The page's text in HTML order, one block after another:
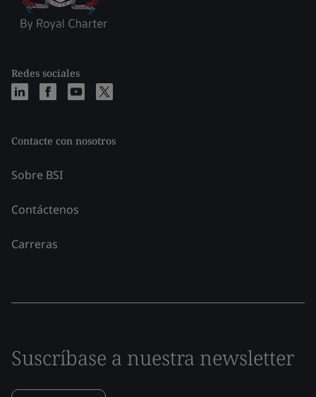
Redes sociales
Contacte con nosotros
Sobre BSI
Contáctenos
Carreras
Suscríbase a nuestra newsletter